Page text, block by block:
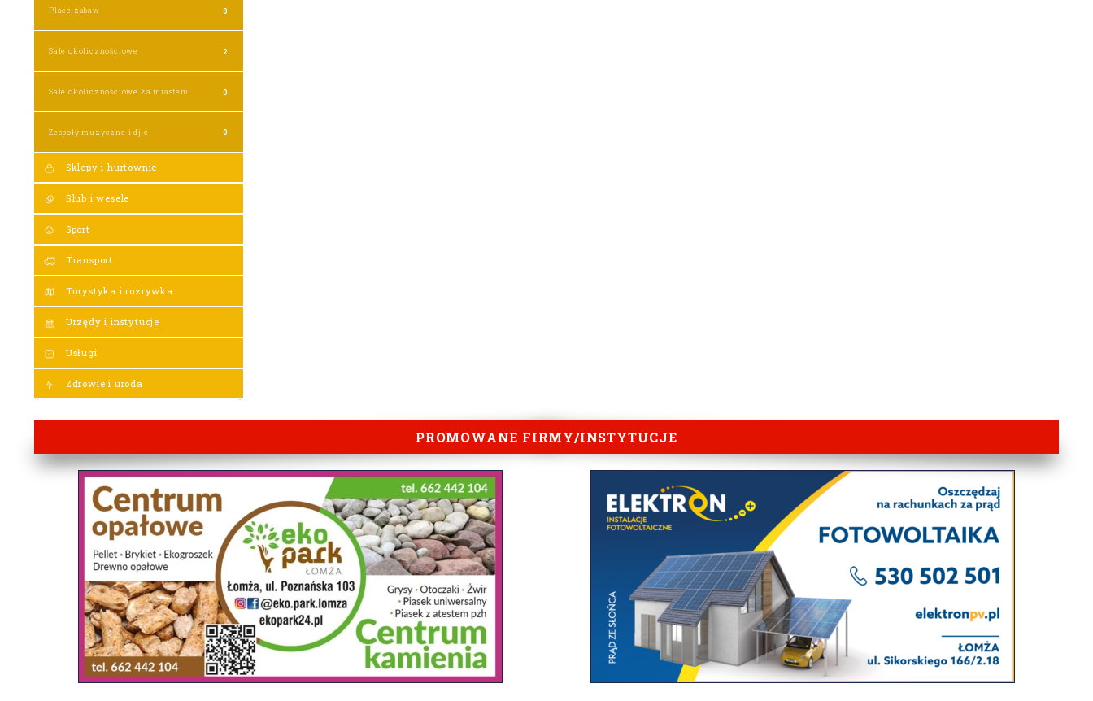
Place zabaw 0
Sale okolicznościowe 2
Sale okolicznościowe za miastem 0
Zespoły muzyczne i dj-e 0
Sklepy i hurtownie
Ślub i wesele
Sport
Transport
Turystyka i rozrywka
Urzędy i instytucje
Usługi
Zdrowie i uroda
PROMOWANE FIRMY/INSTYTUCJE